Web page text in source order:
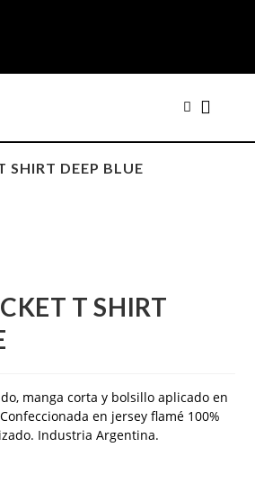
SHIRT DEEP BLUE
T SHIRT
manga corta y bolsillo aplicado en
en jersey flamé 100%
Industria Argentina.